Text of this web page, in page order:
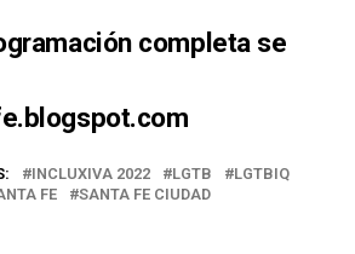
completa se
INCLUXIVA 2022 LGTB
LGTBIQ
FE
SANTA FE CIUDAD